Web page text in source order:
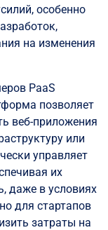
особенно
на изменения
PaaS
позволяет
веб-приложения
или
управляет
их
даже в условиях
для стартапов
затраты на